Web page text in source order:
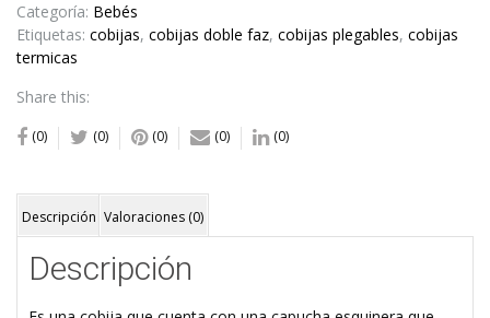
Faz
Flores
Turquesas
Categoría: Bebés
Etiquetas: cobijas, cobijas doble faz, cobijas plegables, cobijas
termicas
Share this:
(0) (0) (0) (0) (0)
Descripción Valoraciones (0)
Descripción